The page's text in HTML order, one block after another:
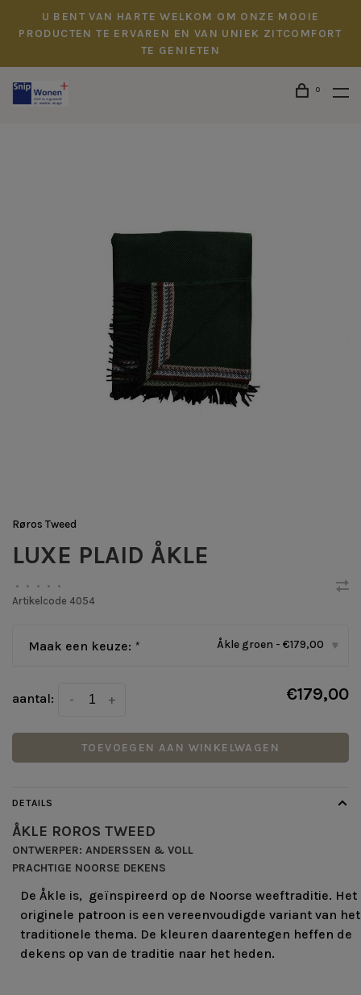
U BENT VAN HARTE WELKOM OM ONZE MOOIE
PRODUCTEN TE ERVAREN EN VAN UNIEK ZITCOMFORT
TE GENIETEN
0
Røros Tweed
LUXE PLAID ÅKLE
• • • •
•
Artikelcode 4054
Maak een keuze: * Åkle groen - €179,00 ▾
aantal: +
- €179,00
TOEVOEGEN AAN WINKELWAGEN
DETAILS
ÅKLE ROROS TWEED
ONTWERPER: ANDERSSEN & VOLL
PRACHTIGE NOORSE DEKENS
De Åkle is, geïnspireerd op de Noorse weeftraditie. Het
originele patroon is een vereenvoudigde variant van het
traditionele thema. De kleuren daarentegen heffen de
dekens op van de traditie naar het heden.